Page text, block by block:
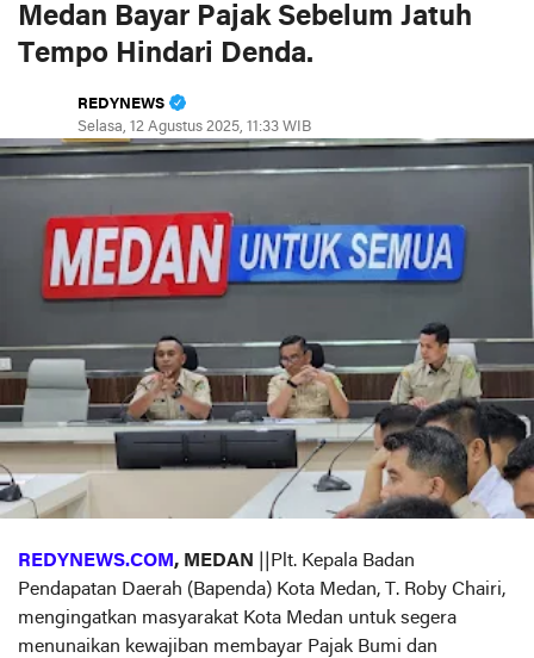
Medan Bayar Pajak Sebelum Jatuh
Tempo Hindari Denda.
REDYNEWS
Selasa, 12 Agustus 2025, 11:33 WIB
REDYNEWS.COM, MEDAN
||Plt. Kepala Badan
Pendapatan Daerah (Bapenda) Kota Medan, T. Roby Chairi,
mengingatkan masyarakat Kota Medan untuk segera
menunaikan kewajiban membayar Pajak Bumi dan